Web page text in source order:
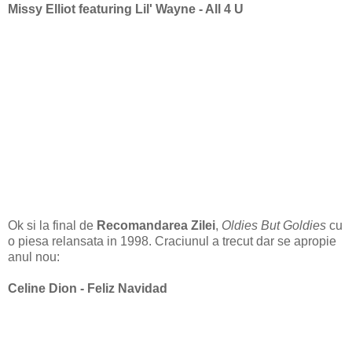
Missy Elliot featuring Lil' Wayne - All 4 U
Ok si la final de Recomandarea Zilei, Oldies But Goldies cu
o piesa relansata in 1998. Craciunul a trecut dar se apropie
anul nou:
Celine Dion - Feliz Navidad